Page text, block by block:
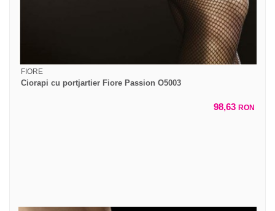
FIORE
Ciorapi cu portjartier Fiore Passion O5003
98,63 RON